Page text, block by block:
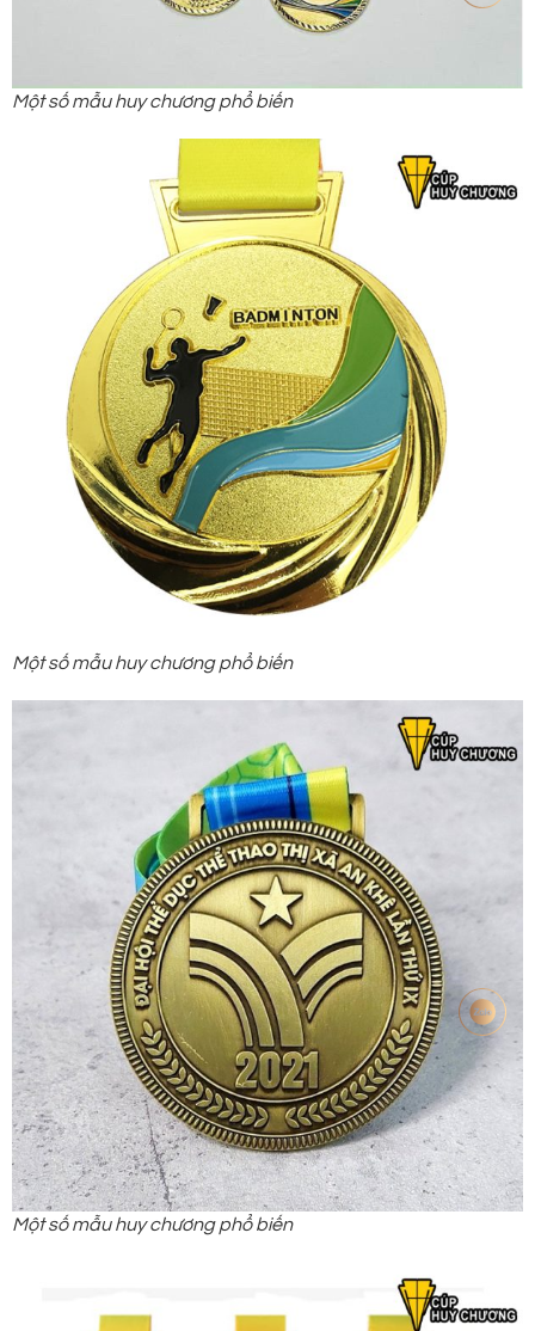
Một số mẫu huy chương phổ biến
Một số mẫu huy chương phổ biến
Một số mẫu huy chương phổ biến